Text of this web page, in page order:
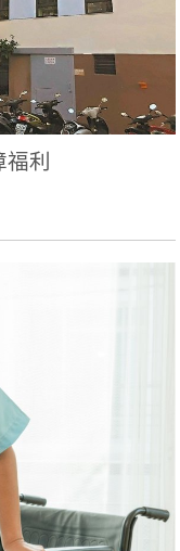
福利